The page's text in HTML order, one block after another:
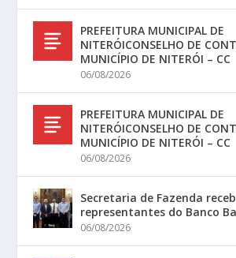
PREFEITURA MUNICIPAL DE
NITERÓICONSELHO DE
MUNICÍPIO DE NITERÓI – CC
06/08/2026
PREFEITURA MUNICIPAL DE
NITERÓICONSELHO DE
MUNICÍPIO DE NITERÓI – CC
06/08/2026
Secretaria de Fazenda
representantes do Banco
06/08/2026